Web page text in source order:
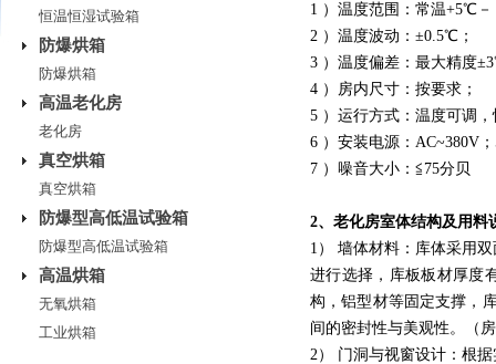
恒温恒湿试验箱
防爆烘箱
防爆烘箱
高温老化房
老化房
真空烘箱
真空烘箱
防爆型高低温试验箱
防爆型高低温试验箱
高温烘箱
无氧烘箱
工业烘箱
1 ）温度范围：常温+5℃
2 ）温度波动：±0.5℃；
3 ）温度偏差：最大精度
4 ）房内尺寸：按要求；
5 ）运行方式：温度可调
6 ）安装电源：AC~380V
7 ）噪音大小：≦75分贝
2、 老化房室体结构及用料
1） 墙体材料：库体采用
进行选择，库板板材厚度
构，铝型材等固定支撑，
间的密封性与美观性。（
2） 门洞与视窗设计：根